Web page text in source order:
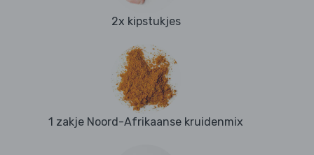
2x kipstukjes
1 zakje Noord-Afrikaanse kruidenmix